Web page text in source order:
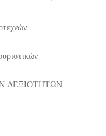
ΔΕΞΙΟΤΗΤΩΝ